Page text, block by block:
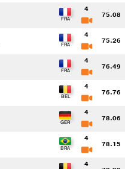
4
75.08
4
75.26
4
76.49
4
76.76
4
78.06
4
78.15
4